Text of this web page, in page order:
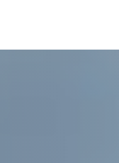
des cookies